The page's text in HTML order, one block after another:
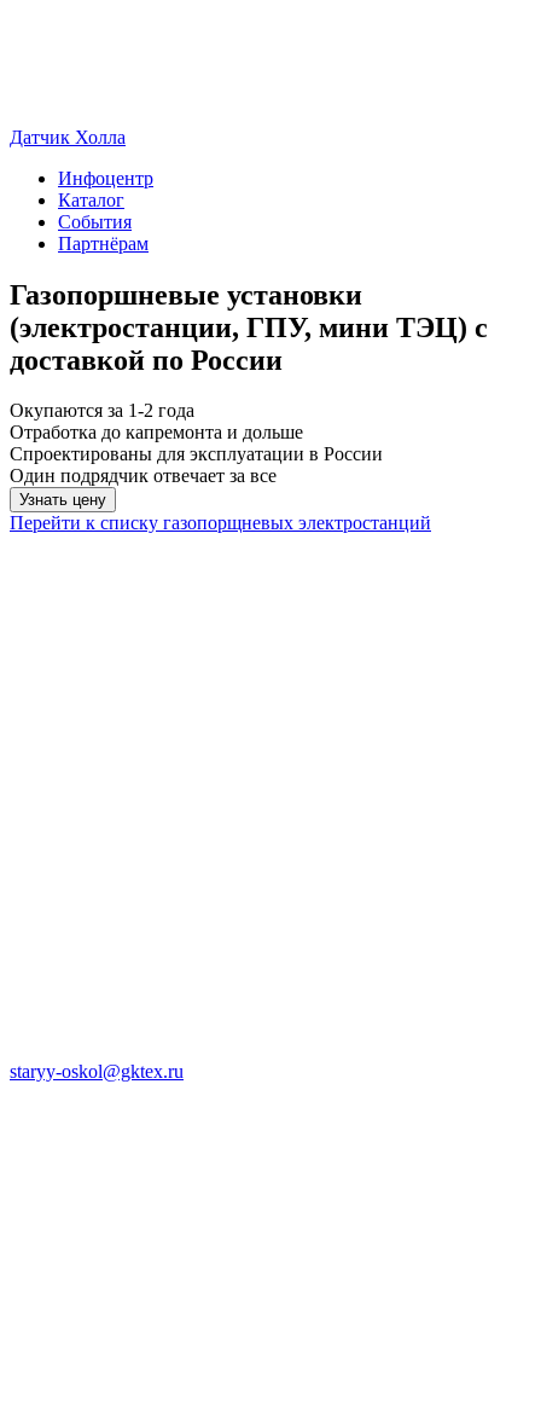
Датчик Холла
Инфоцентр
Каталог
События
Партнёрам
Газопоршневые установки
(электростанции, ГПУ, мини ТЭЦ) с
доставкой по России
Окупаются за 1-2 года
Отработка до капремонта и дольше
Спроектированы для эксплуатации в России
Один подрядчик отвечает за все
Узнать цену
Перейти к списку газопорщневых электростанций
staryy-oskol@gktex.ru